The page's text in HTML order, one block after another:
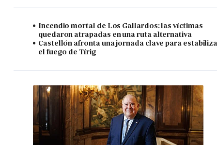
Incendio mortal de Los Gallardos: las víctimas
quedaron atrapadas en una ruta alternativa
Castellón afronta una jornada clave para
el fuego de Tírig